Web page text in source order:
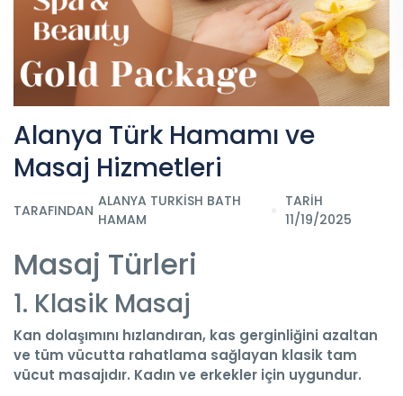
Alanya Türk Hamamı ve
Masaj Hizmetleri
TARAFINDAN
ALANYA TURKISH BATH
HAMAM
TARİH
11/19/2025
Masaj Türleri
1. Klasik Masaj
Kan dolaşımını hızlandıran, kas gerginliğini azaltan
ve tüm vücutta rahatlama sağlayan klasik tam
vücut masajıdır. Kadın ve erkekler için uygundur.